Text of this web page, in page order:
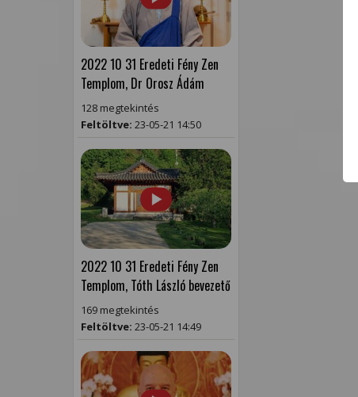
2022 10 31 Eredeti Fény Zen
Templom, Dr Orosz Ádám
128 megtekintés
Feltöltve: 23-05-21 14:50
2022 10 31 Eredeti Fény Zen
Templom, Tóth László bevezető
169 megtekintés
Feltöltve: 23-05-21 14:49